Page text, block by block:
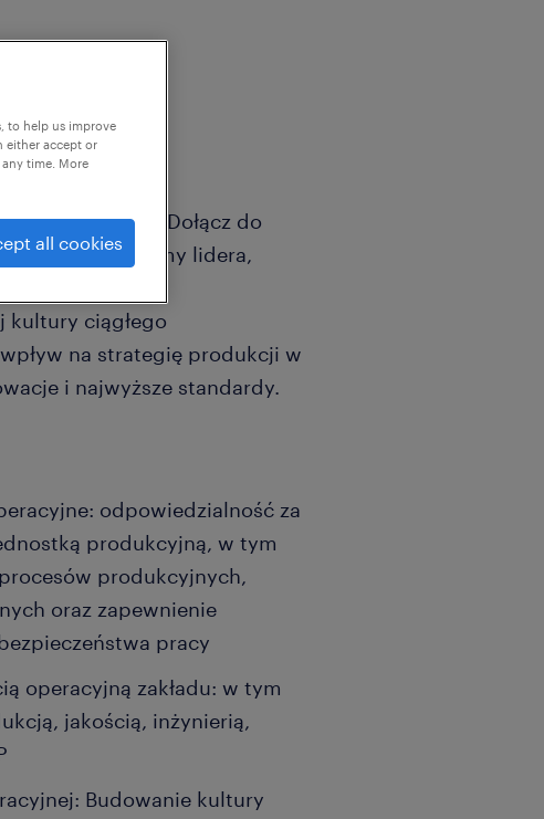
green energy? Dołącz do
Poszukujemy lidera,
kultury ciągłego
na strategię produkcji w
i najwyższe standardy.
odpowiedzialność za
produkcyjną, w tym
produkcyjnych,
oraz zapewnienie
pracy
operacyjną zakładu: w tym
jakością, inżynierią,
Budowanie kultury
to help us improve
either accept or
time. More
all cookies